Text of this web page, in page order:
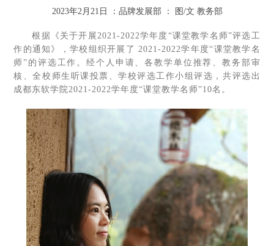
2023年2月21日 ：品牌发展部 ： 图/文 教务部
根据《关于开展2021-2022学年度“课堂教学名师”评选工
作的通知》，学校组织开展了 2021-2022学年度“课堂教学名
师”的评选工作。经个人申请、各教学单位推荐、教务部审
核、全校师生听课投票、学校评选工作小组评选，共评选出
成都东软学院2021-2022学年度“课堂教学名师”10名。